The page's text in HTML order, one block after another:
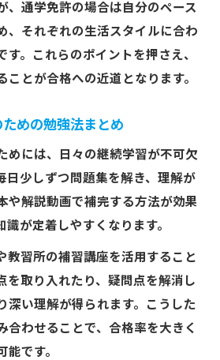
、通学免許の場合は自分のペース
、それぞれの生活スタイルに合わ
す。これらのポイントを押さえ、
ことが合格への近道となります。
めの勉強法まとめ
めには、日々の継続学習が不可欠
日少しずつ問題集を解き、理解が
や解説動画で補完する方法が効果
が定着しやすくなります。
教習所の補習講座を活用すること
を取り入れたり、疑問点を解消し
深い理解が得られます。こうした
合わせることで、合格率を大きく
です。